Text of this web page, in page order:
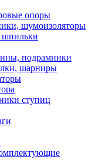
опоры
шумоизоляторы
шпильки
подрамники
шарниры
ступиц